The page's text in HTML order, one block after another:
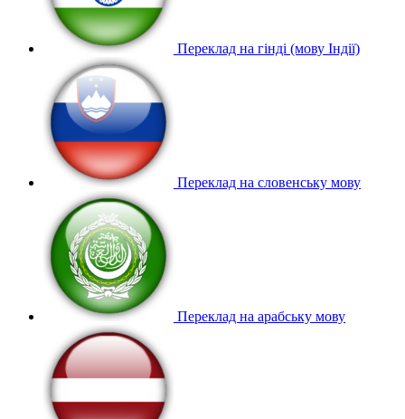
Переклад на гінді (мову Індії)
Переклад на словенську мову
Переклад на арабську мову